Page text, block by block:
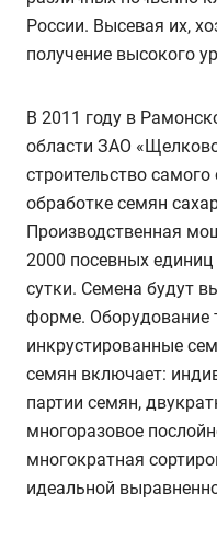
России. Высевая их,
получение высокого
В 2011 году в
области ЗАО
строительство
обработке семян
Производственная
2000 посевных
сутки. Семена будут
форме. Оборудование
инкрустированные
семян включает:
партии семян,
многоразовое
многократная
идеальной